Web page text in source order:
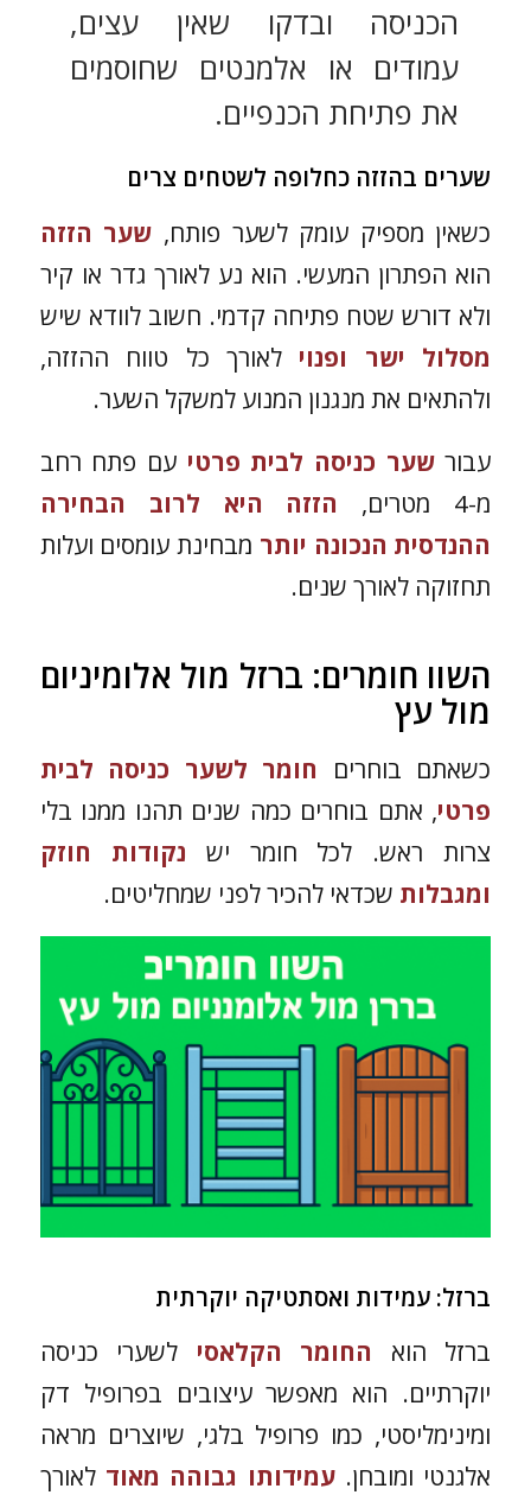
הכניסה ובדקו שאין עצים,
עמודים או אלמנטים שחוסמים
את פתיחת הכנפיים.
שערים בהזזה כחלופה לשטחים צרים
כשאין מספיק עומק לשער פותח, שער הזזה
הוא הפתרון המעשי. הוא נע לאורך גדר או קיר
ולא דורש שטח פתיחה קדמי. חשוב לוודא שיש
מסלול ישר ופנוי לאורך כל טווח ההזזה,
ולהתאים את מנגנון המנוע למשקל השער.
עבורשער כניסה לבית פרטי עם פתח רחב
מ-4 מטרים,
הזזה היא לרוב הבחירה
ההנדסית הנכונה יותר מבחינת עומסים ועלות
תחזוקה לאורך שנים.
השוו חומרים: ברזל מול אלומיניום
מול עץ
כשאתם בוחרים חומר לשער כניסה לבית
פרטי, אתם בוחרים כמה שנים תהנו ממנו בלי
צרות ראש. לכל חומר יש נקודות חוזק
ומגבלות שכדאי להכיר לפני שמחליטים.
ברזל: עמידות ואסתטיקה יוקרתית
ברזל הוא החומר הקלאסי לשערי כניסה
יוקרתיים. הוא מאפשר עיצובים בפרופיל דק
ומינימליסטי, כמו פרופיל בלגי, שיוצרים מראה
אלגנטי ומובחן.עמידותו גבוהה מאוד לאורך